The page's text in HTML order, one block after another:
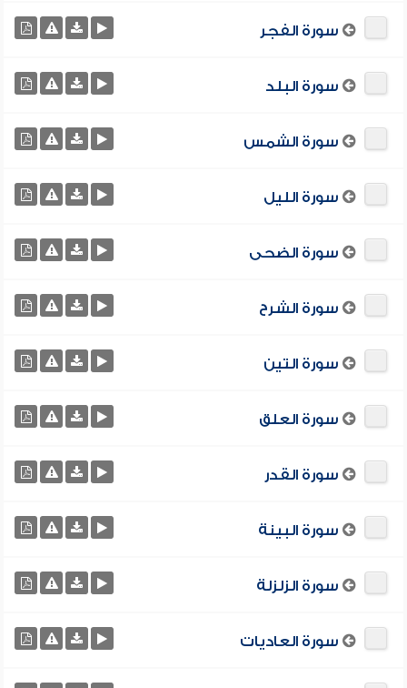
سورة الفجر
سورة البلد
سورة الشمس
سورة الليل
سورة الضحى
سورة الشرح
سورة التين
سورة العلق
سورة القدر
سورة البينة
سورة الزلزلة
سورة العاديات